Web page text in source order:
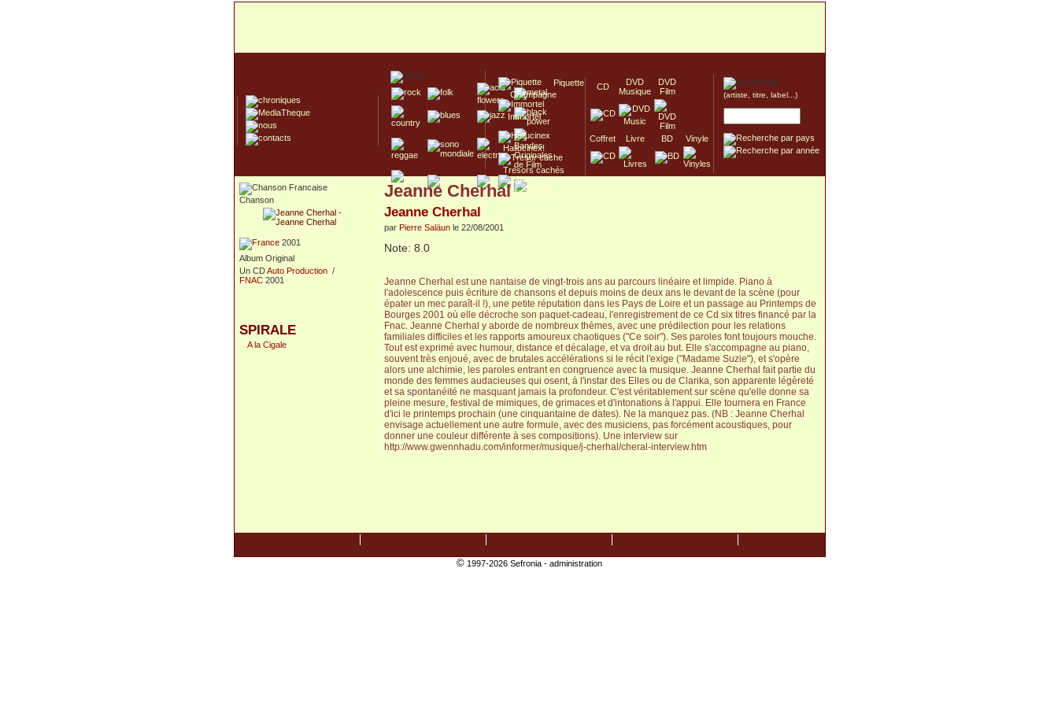
Piquette
Champagne
Immortel
Hallucinex!
Trésors cachés
Culte/Collector
CD
DVD
Musique
DVD
Film
Coffret Livre BD Vinyle
(artiste, titre, label...)
Chanson
2001
Album Original
Un CDAuto Production /
FNAC 2001
SPIRALE
A la Cigale
Jeanne Cherhal
Jeanne Cherhal
par Pierre Saläun le 22/08/2001
Note: 8.0
Jeanne Cherhal est une nantaise de vingt-trois ans au parcours linéaire et limpide. Piano à
l'adolescence puis écriture de chansons et depuis moins de deux ans le devant de la scène (pour
épater un mec paraît-il !), une petite réputation dans les Pays de Loire et un passage au Printemps de
Bourges 2001 où elle décroche son paquet-cadeau, l'enregistrement de ce Cd six titres financé par la
Fnac. Jeanne Cherhal y aborde de nombreux thèmes, avec une prédilection pour les relations
familiales difficiles et les rapports amoureux chaotiques ("Ce soir"). Ses paroles font toujours mouche.
Tout est exprimé avec humour, distance et décalage, et va droit au but. Elle s'accompagne au piano,
souvent très enjoué, avec de brutales accélérations si le récit l'exige ("Madame Suzie"), et s'opère
alors une alchimie, les paroles entrant en congruence avec la musique. Jeanne Cherhal fait partie du
monde des femmes audacieuses qui osent, à l'instar des Elles ou de Clarika, son apparente légèreté
et sa spontanéité ne masquant jamais la profondeur. C'est véritablement sur scène qu'elle donne sa
pleine mesure, festival de mimiques, de grimaces et d'intonations à l'appui. Elle tournera en France
d'ici le printemps prochain (une cinquantaine de dates). Ne la manquez pas. (NB : Jeanne Cherhal
envisage actuellement une autre formule, avec des musiciens, pas forcément acoustiques, pour
donner une couleur différente à ses compositions). Une interview sur
http://www.gwennhadu.com/informer/musique/j-cherhal/cheral-interview.htm
©1997-2026 Sefronia - administration